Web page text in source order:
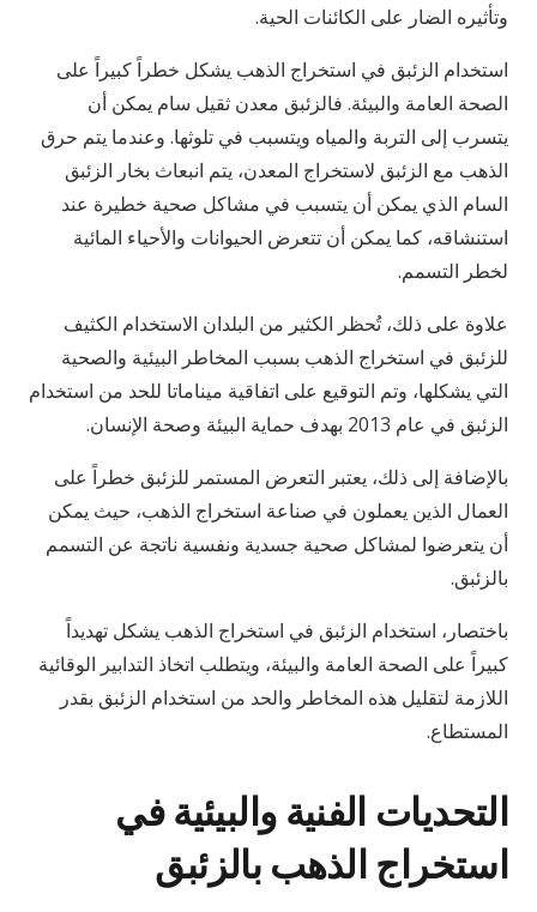
وتأثيره الضار على الكائنات الحية.
استخدام الزئبق في استخراج الذهب يشكل خطراً كبيراً على
الصحة العامة والبيئة. فالزئبق معدن ثقيل سام يمكن أن
يتسرب إلى التربة والمياه ويتسبب في تلوثها. وعندما يتم حرق
الذهب مع الزئبق لاستخراج المعدن، يتم انبعاث بخار الزئبق
السام الذي يمكن أن يتسبب في مشاكل صحية خطيرة عند
استنشاقه، كما يمكن أن تتعرض الحيوانات والأحياء المائية
لخطر التسمم.
علاوة على ذلك، تُحظر الكثير من البلدان الاستخدام الكثيف
للزئبق في استخراج الذهب بسبب المخاطر البيئية والصحية
التي يشكلها، وتم التوقيع على اتفاقية ميناماتا للحد من استخدام
الزئبق في عام 2013 بهدف حماية البيئة وصحة الإنسان.
بالإضافة إلى ذلك، يعتبر التعرض المستمر للزئبق خطراً على
العمال الذين يعملون في صناعة استخراج الذهب، حيث يمكن
أن يتعرضوا لمشاكل صحية جسدية ونفسية ناتجة عن التسمم
بالزئبق.
باختصار، استخدام الزئبق في استخراج الذهب يشكل تهديداً
كبيراً على الصحة العامة والبيئة، ويتطلب اتخاذ التدابير الوقائية
اللازمة لتقليل هذه المخاطر والحد من استخدام الزئبق بقدر
المستطاع.
التحديات الفنية والبيئية في
استخراج الذهب بالزئبق